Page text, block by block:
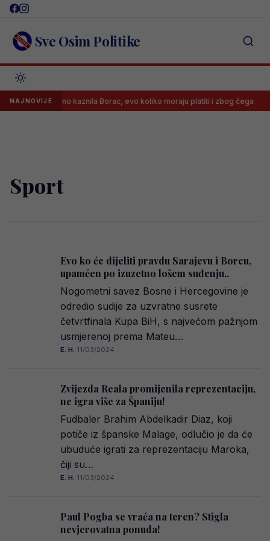
Skip
content Sve Osim Politike
NAJNOVIJE
UEFA drastično kaznila Borac, evo koliko moraju platiti i zbog čega
Sport
Evo ko će dijeliti pravdu Sarajevu i Borcu,
upamćen po izuzetno lošem suđenju..
Nogometni savez Bosne i Hercegovine je
odredio sudije za uzvratne susrete
četvrtfinala Kupa BiH, s najvećom pažnjom
usmjerenoj prema Mateu…
E. H.·11/03/2024
Zvijezda Reala promijenila reprezentaciju,
ne igra više za Španiju!
Fudbaler Brahim Abdelkadir Diaz, koji
potiče iz španske Malage, odlučio je da će
ubuduće igrati za reprezentaciju Maroka,
čiji su…
E. H.·11/03/2024
Paul Pogba se vraća na teren? Stigla
nevjerovatna ponuda!